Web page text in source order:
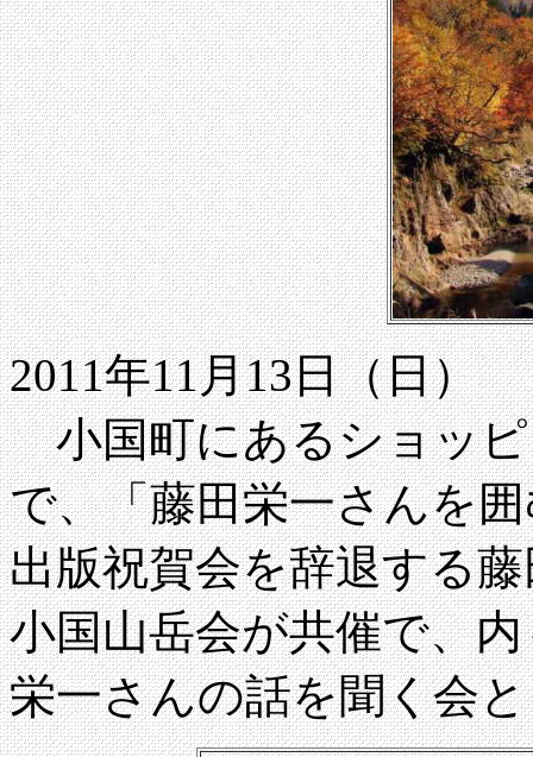
2011年11月13日（日）
小国町にあるショッピ
で、「藤田栄一さんを
出版祝賀会を辞退する
小国山岳会が共催で、
栄一さんの話を聞く会